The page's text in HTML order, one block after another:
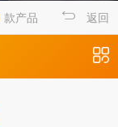
款产品 返回